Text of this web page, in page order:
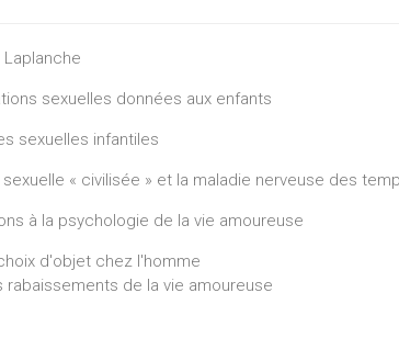
Laplanche
sexuelles données aux enfants
sexuelles infantiles
sexuelle « civilisée » et la maladie nerveuse des
à la psychologie de la vie amoureuse
d'objet chez l'homme
rabaissements de la vie amoureuse